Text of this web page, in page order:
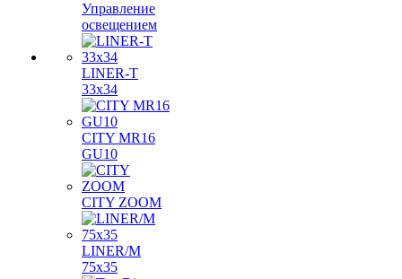
Управление
освещением
LINER-T
33x34
CITY MR16
GU10
CITY ZOOM
LINER/M
75х35